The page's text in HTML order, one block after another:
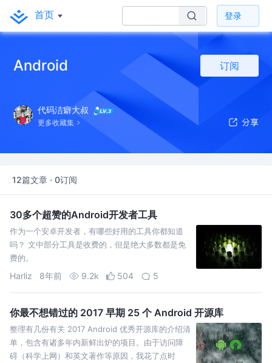
首页 登录
Android 订阅
代码洁癖大叔
更多收藏集
12篇文章 · 0订阅
30多个超赞的Android开发者工具
作为一个安卓开发者，有哪些好用的工具你都知道
吗？ 文中部分工具是收费的，但是绝大多数都是免
费的。
Harliz 8年前 9.2k 504 5
你最不想错过的 2017 早期 25 个 Android 开源库
整理有几份有关 2017 Android 优秀开源库的介绍清
单，包含有诸多年内新鲜出炉的项目。由于访问障
碍（科学上网）和英文著作等原因，我花了点时